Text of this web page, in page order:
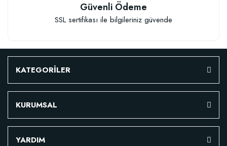
Güvenli Ödeme
SSL sertifikası ile bilgileriniz güvende
KATEGORİLER
KURUMSAL
YARDIM